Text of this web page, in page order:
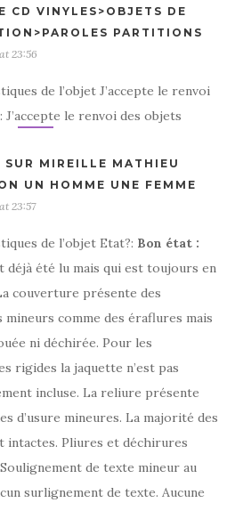
CD VINYLES>OBJETS DE
PARTITIONS
23:56
de l’objet J’accepte le renvoi
J’accepte le renvoi des objets
SUR MIREILLE MATHIEU
UN HOMME UNE FEMME
23:57
de l’objet Etat?: Bon état :
déjà été lu mais qui est toujours en
couverture présente des
mineurs comme des éraflures mais
ni déchirée. Pour les
rigides la jaquette n’est pas
incluse. La reliure présente
d’usure mineures. La majorité des
intactes. Pliures et déchirures
de texte mineur au
surlignement de texte. Aucune